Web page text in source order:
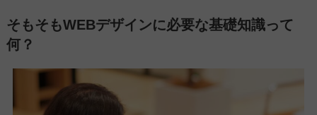
そもそもWEBデザインに必要な基礎知識って
何？